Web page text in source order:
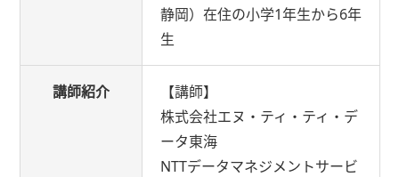
静岡）在住の小学1年生から6年
生
講師紹介
【講師】
株式会社エヌ・ティ・ティ・デ
ータ東海
NTTデータマネジメントサービ